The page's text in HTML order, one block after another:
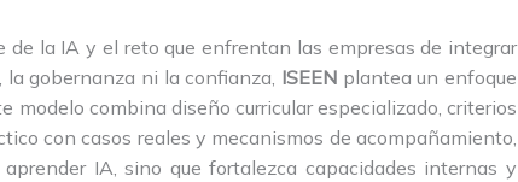
la IA y el reto que enfrentan las empresas de integrar
gobernanza ni la confianza, ISEEN plantea un enfoque
modelo combina diseño curricular especializado, criterios
con casos reales y mecanismos de acompañamiento,
IA, sino que fortalezca capacidades internas y